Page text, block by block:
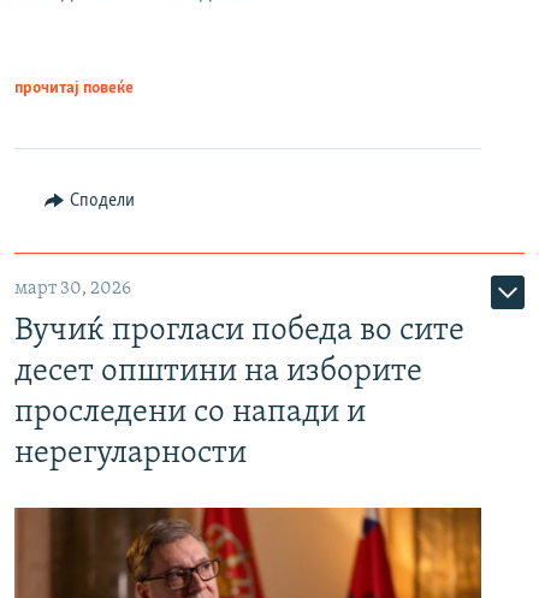
прочитај повеќе
Сподели
март 30, 2026
Вучиќ прогласи победа во сите
десет општини на изборите
проследени со напади и
нерегуларности